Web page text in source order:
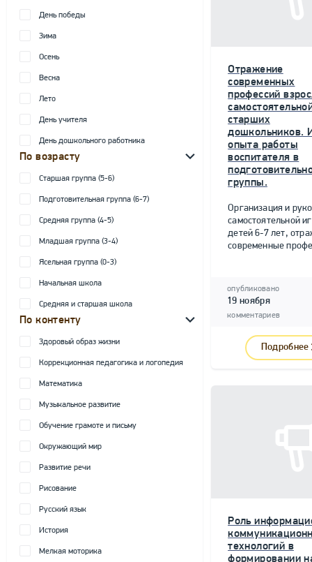
День победы
Зима
Осень
Весна
Лето
День учителя
День дошкольного работника
По возрасту
Старшая группа (5-6)
Подготовительная группа (6-7)
Средняя группа (4-5)
Младшая группа (3-4)
Ясельная группа (0-3)
Начальная школа
Средняя и старшая школа
По контенту
Здоровый образ жизни
Коррекционная педагогика и логопедия
Математика
Музыкальное развитие
Обучение грамоте и письму
Окружающий мир
Развитие речи
Рисование
Русский язык
История
Мелкая моторика
Отражение
современных
профессий
старших
дошкольников.
опыта работы
воспитателя в
группы.
Организация и
самостоятельной
детей 6-7 лет,
современные
опубликовано
19 ноября
комментариев
Подробнее
Роль
технологий в
формировании